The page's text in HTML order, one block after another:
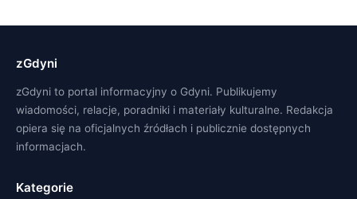
zGdyni
zGdyni to portal informacyjny o Gdyni. Publikujemy
wiadomości, relacje, poradniki i materiały kulturalne. Redakcja
opiera się na oficjalnych źródłach i publicznie dostępnych
informacjach.
Kategorie